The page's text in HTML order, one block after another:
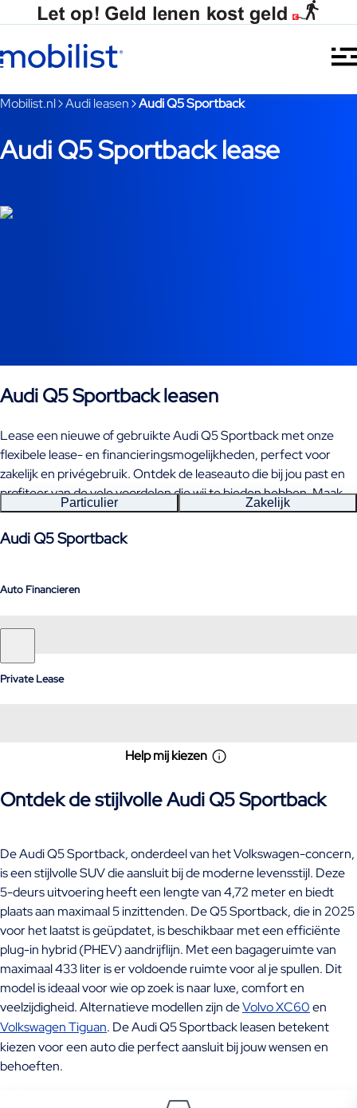
Ga naar hoofdinhoud
Je bent nu voorbij het hoofdmenu
Mobilist.nl Audi leasen Audi Q5 Sportback
Audi Q5 Sportback lease
Audi Q5 Sportback leasen
Lease een nieuwe of gebruikte Audi Q5 Sportback met onze
flexibele lease- en financieringsmogelijkheden, perfect voor
zakelijk en privégebruik. Ontdek de leaseauto die bij jou past en
profiteer van de vele voordelen die wij te bieden hebben. Maak
de juiste keuze en rij binnenkort in jouw Audi Q5 Sportback!
Particulier Zakelijk
Audi Q5 Sportback
Auto Financieren
Private Lease
Help mij kiezen
Ontdek de stijlvolle Audi Q5 Sportback
De Audi Q5 Sportback, onderdeel van het Volkswagen-concern,
is een stijlvolle SUV die aansluit bij de moderne levensstijl. Deze
5-deurs uitvoering heeft een lengte van 4,72 meter en biedt
plaats aan maximaal 5 inzittenden. De Q5 Sportback, die in 2025
voor het laatst is geüpdatet, is beschikbaar met een efficiënte
plug-in hybrid (PHEV) aandrijflijn. Met een bagageruimte van
maximaal 433 liter is er voldoende ruimte voor al je spullen. Dit
model is ideaal voor wie op zoek is naar luxe, comfort en
veelzijdigheid. Alternatieve modellen zijn deVolvo XC60en
Volkswagen Tiguan. De Audi Q5 Sportback leasen betekent
kiezen voor een auto die perfect aansluit bij jouw wensen en
behoeften.